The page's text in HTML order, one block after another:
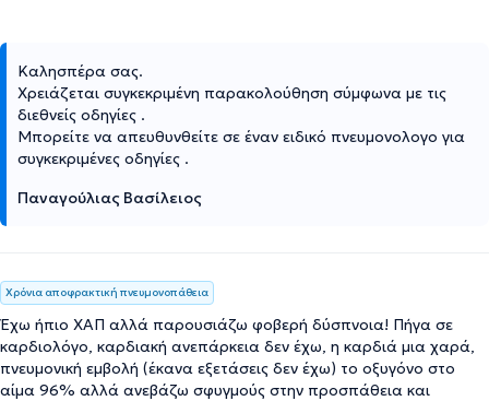
Καλησπέρα σας.
Χρειάζεται συγκεκριμένη παρακολούθηση σύμφωνα με τις
διεθνείς οδηγίες .
Μπορείτε να απευθυνθείτε σε έναν ειδικό πνευμονολογο για
συγκεκριμένες οδηγίες .
Παναγούλιας Βασίλειος
Χρόνια αποφρακτική πνευμονοπάθεια
Έχω ήπιο ΧΑΠ αλλά παρουσιάζω φοβερή δύσπνοια! Πήγα σε
καρδιολόγο, καρδιακή ανεπάρκεια δεν έχω, η καρδιά μια χαρά,
πνευμονική εμβολή (έκανα εξετάσεις δεν έχω) το οξυγόνο στο
αίμα 96% αλλά ανεβάζω σφυγμούς στην προσπάθεια και